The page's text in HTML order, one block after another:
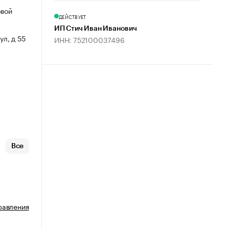
д 55
Все
ДЕЙСТВУЕТ
ИП Стич Иван Иванович
ИНН: 752100037496